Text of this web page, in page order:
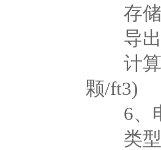
存储
导出
计算：
颗/ft3)
6、
类型